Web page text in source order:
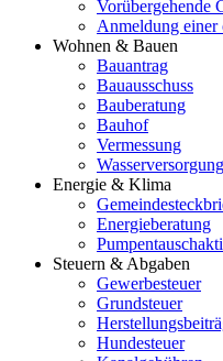
Vorübergehende
Anmeldung einer
Wohnen & Bauen
Bauantrag
Bauausschuss
Bauberatung
Bauhof
Vermessung
Wasserversorgung
Energie & Klima
Energieberatung
Steuern & Abgaben
Gewerbesteuer
Grundsteuer
Hundesteuer